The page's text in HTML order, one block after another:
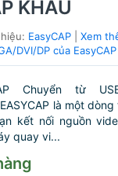
KHẨU
EasyCAP |Xem
DVI/DP của EasyCAP
Chuyển từ
là một
kết nối nguồn
quay vi...